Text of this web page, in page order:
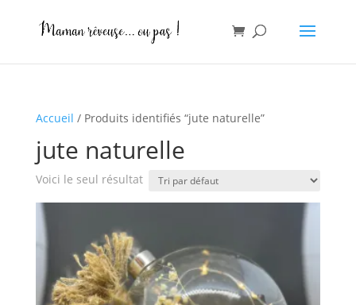
Accueil / Produits identifiés “jute naturelle”
jute naturelle
Voici le seul résultat